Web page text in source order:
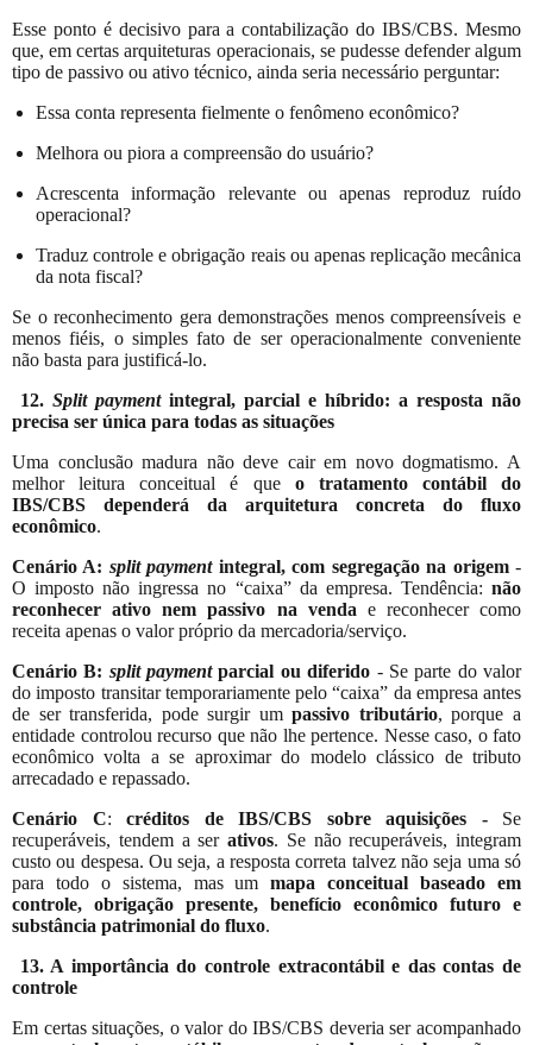
Esse ponto é decisivo para a contabilização do IBS/CBS. Mesmo
que, em certas arquiteturas operacionais, se pudesse defender algum
tipo de passivo ou ativo técnico, ainda seria necessário perguntar:
Essa conta representa fielmente o fenômeno econômico?
Melhora ou piora a compreensão do usuário?
Acrescenta informação relevante ou apenas reproduz ruído
operacional?
Traduz controle e obrigação reais ou apenas replicação mecânica
da nota fiscal?
Se o reconhecimento gera demonstrações menos compreensíveis e
menos fiéis, o simples fato de ser operacionalmente conveniente
não basta para justificá-lo.
12. Split paymentintegral, parcial e híbrido: a resposta não
precisa ser única para todas as situações
Uma conclusão madura não deve cair em novo dogmatismo. A
melhor leitura conceitual é que o tratamento contábil do
IBS/CBS dependerá da arquitetura concreta do fluxo
econômico.
Cenário A: split paymentintegral, com segregação na origem-
O imposto não ingressa no “caixa” da empresa. Tendência: não
reconhecer ativo nem passivo na venda e reconhecer como
receita apenas o valor próprio da mercadoria/serviço.
Cenário B: split paymentparcial ou diferido - Se parte do valor
do imposto transitar temporariamente pelo “caixa” da empresa antes
de ser transferida, pode surgir umpassivo tributário, porque a
entidade controlou recurso que não lhe pertence. Nesse caso, o fato
econômico volta a se aproximar do modelo clássico de tributo
arrecadado e repassado.
Cenário C: créditos de IBS/CBS sobre aquisições - Se
recuperáveis, tendem a ser ativos. Se não recuperáveis, integram
custo ou despesa. Ou seja, a resposta correta talvez não seja uma só
para todo o sistema, mas ummapa conceitual baseado em
controle, obrigação presente, benefício econômico futuro e
substância patrimonial do fluxo.
13. A importância do controle extracontábil e das contas de
controle
Em certas situações, o valor do IBS/CBS deveria ser acompanhado